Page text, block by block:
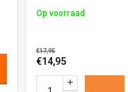
Op voorraad
€17,95
€14,95